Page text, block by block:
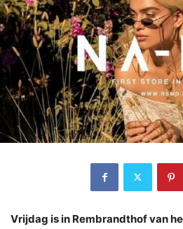
Vrijdag is in Rembrandthof van